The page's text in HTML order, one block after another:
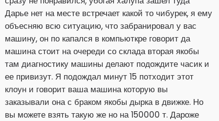
Дарье нет на месте встречает какой то чибурек, я ему
объесняю всю ситуацию, что забранировал у вас
машину, он по капался в компьюткре говорит да
машина стоит на очереди со склада вторая якобы
там диагностику машины делают подождите часик и
ее привизут. Я подождал минут 15 потходит этот
клоун и говорит ваша машина которую вы
заказывали она с браком якобы дырка в движке. Но
вы можете взять такую же но на 150000 т. Дароже